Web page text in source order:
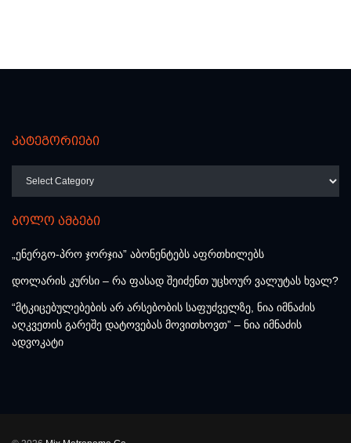
კატეგორიები
ბოლო ამბები
„ენერგო-პრო ჯორჯია” აბონენტებს აფრთხილებს
დოლარის კურსი – რა ფასად შეიძენთ უცხოურ ვალუტას ხვალ?
“მტკიცებულებების არ არსებობის საფუძველზე, ნია იმნაძის
აღკვეთის გარეშე დატოვებას მოვითხოვთ” – ნია იმნაძის
ადვოკატი